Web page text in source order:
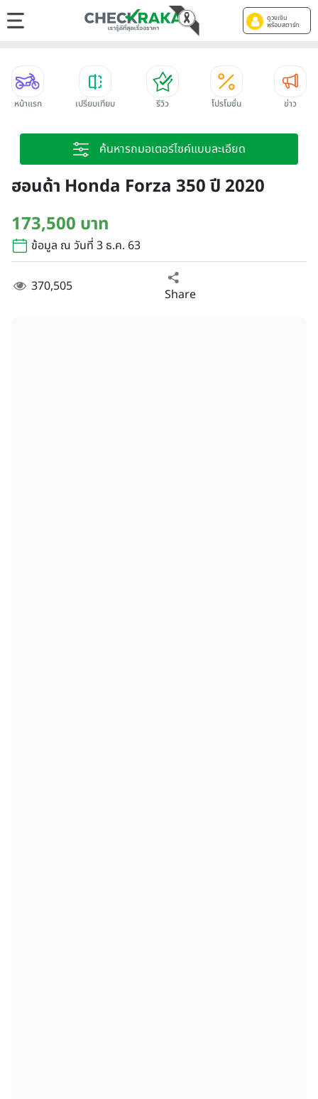
ดูวงเงิน
พร้อมสตาร์ท
หน้าแรก เปรียบเทียบ รีวิว โปรโมชั่น ข่าว
ค้นหารถมอเตอร์ไซค์แบบละเอียด
ฮอนด้า Honda Forza 350 ปี 2020
173,500 บาท
ข้อมูล ณ วันที่ 3 ธ.ค. 63
370,505 Share